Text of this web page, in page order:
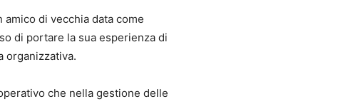
di vecchia data come
di portare la sua esperienza di
organizzativa.
che nella gestione delle